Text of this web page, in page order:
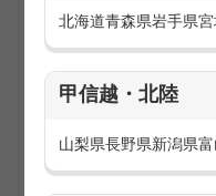
北海道青森県岩手県
甲信越・北陸
山梨県長野県新潟県
【弊社について】
『博報堂グループ』だ
プできるチャンスも豊